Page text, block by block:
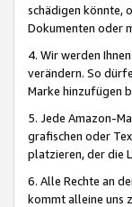
schädigen könnte,
Dokumenten oder
4. Wir werden
verändern. So
Marke hinzufügen
5. Jede Amazon-
grafischen oder
platzieren, der die
6. Alle Rechte an
kommt alleine uns